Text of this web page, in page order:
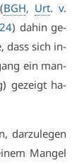
BGH, Urt. v.
) da­hin ge­
dass sich in­
ein man­
ge­zeigt ha­
dar­zu­le­gen
Man­gel